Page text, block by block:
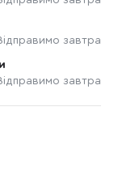
завтра
завтра